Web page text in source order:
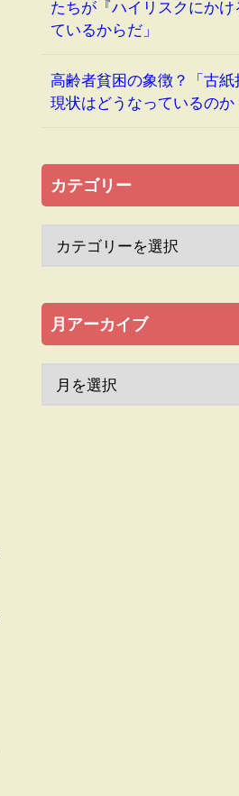
たちが『ハイリスクにか
ているからだ」
高齢者貧困の象徴？「古
現状はどうなっているのか
カテゴリー
月アーカイブ